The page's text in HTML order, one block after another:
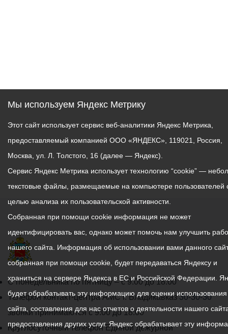
График
работы
администрации
местного
С понедельника по пятницу – с 9.00 до 18.00
Телефон контакт-центра АМС г. Владикавказ30-30-30
звонки принимаются с 9:00 до 18:00
Круглосуточный телефон Единой дежурной
Мы используем Яндекс Метрику
Этот сайт использует сервис веб-аналитики Яндекс Метрика,
предоставляемый компанией ООО «ЯНДЕКС», 119021, Россия,
Москва, ул. Л. Толстого, 16 (далее — Яндекс).
Сервис Яндекс Метрика использует технологию “cookie” —
текстовые файлы, размещаемые на компьютере пользователей
целью анализа их пользовательской активности.
Собранная при помощи cookie информация не может
идентифицировать вас, однако может помочь нам улучшить
нашего сайта. Информация об использовании вами данного
собранная при помощи cookie, будет передаваться Яндексу и
храниться на сервере Яндекса в ЕС и Российской Федерации.
будет обрабатывать эту информацию для оценки
сайта, составления для нас отчетов о деятельности нашего
предоставления других услуг. Яндекс обрабатывает эту